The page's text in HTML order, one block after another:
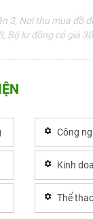
3, Nơi thu mua đồ
Bộ lư đồng có giá
Công
Kinh
Thể